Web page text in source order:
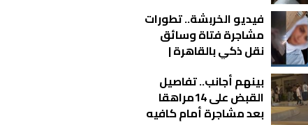
فيديو الخربشة.. تطورات
مشاجرة فتاة وسائق
نقل ذكي بالقاهرة |
بينهم أجانب.. تفاصيل
القبض على 14مراهقا
بعد مشاجرة أمام كافيه